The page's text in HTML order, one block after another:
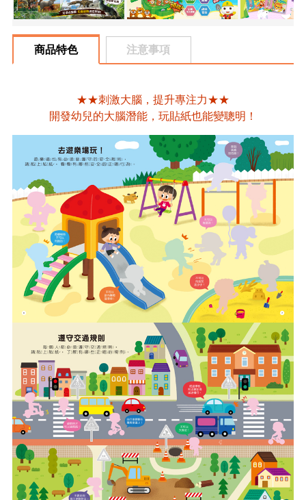
商品特色 注意事項
★★刺激大腦，提升專注力★★
開發幼兒的大腦潛能，玩貼紙也能變聰明！